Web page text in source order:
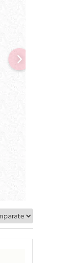
Ranforce gri